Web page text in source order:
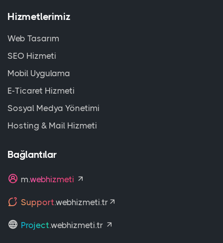
Hizmetlerimiz
Web Tasarım
SEO Hizmeti
Mobil Uygulama
E-Ticaret Hizmeti
Sosyal Medya Yönetimi
Hosting & Mail Hizmeti
Bağlantılar
m.webhizmeti
Support.webhizmeti.tr
Project.webhizmeti.tr